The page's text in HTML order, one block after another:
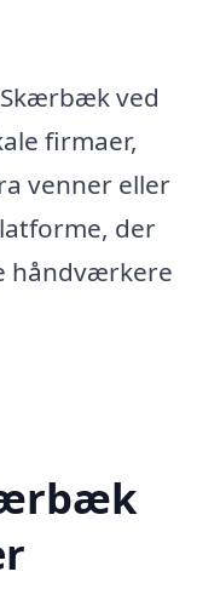
ved
firmaer,
venner eller
der
håndværkere